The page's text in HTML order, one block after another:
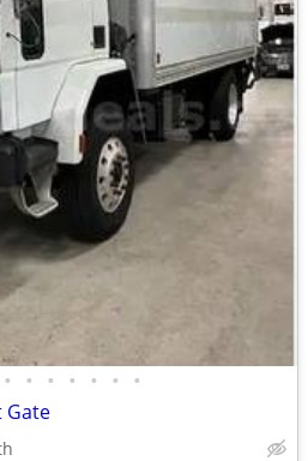
• • • • • • •
Gate